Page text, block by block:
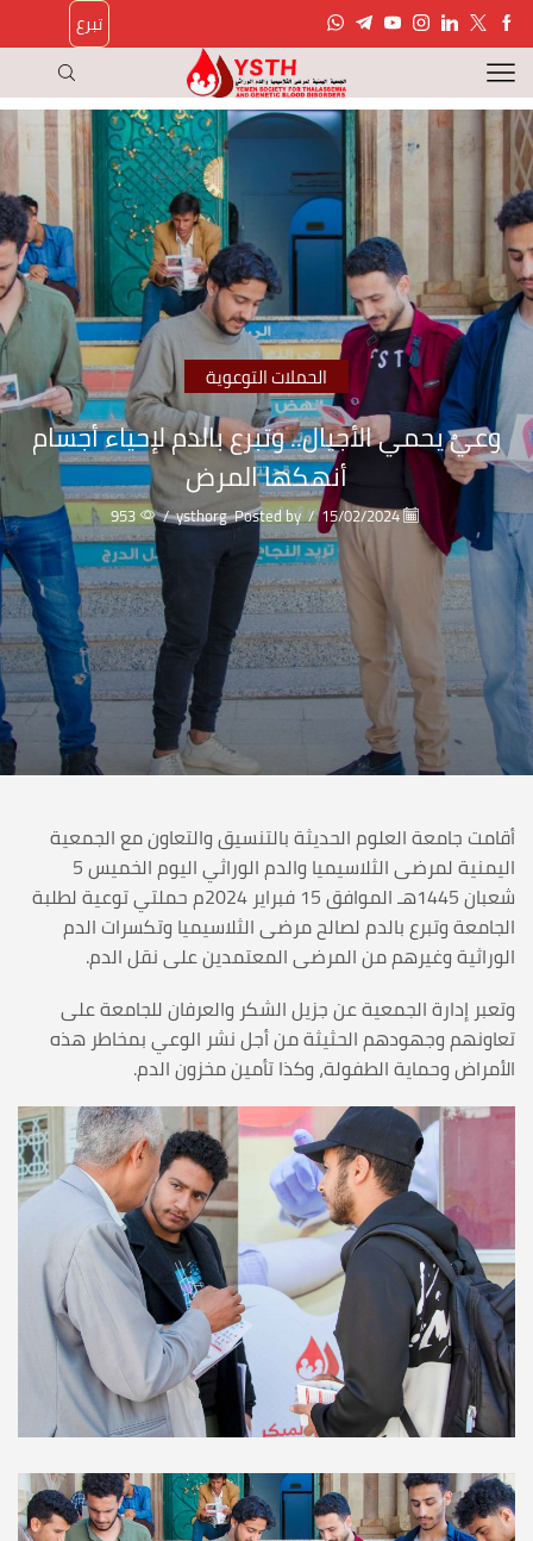
تبرع
الحملات التوعوية
وعيٌ يحمي الأجيال.. وتبرع بالدم لإحياء أجسام
أنهكها المرض
15/02/2024
/
Posted by
ysthorg
/
953
أقامت جامعة العلوم الحديثة بالتنسيق والتعاون مع الجمعية
اليمنية لمرضى الثلاسيميا والدم الوراثي اليوم الخميس 5
شعبان 1445هـ الموافق 15 فبراير 2024م حملتي توعية لطلبة
الجامعة وتبرع بالدم لصالح مرضى الثلاسيميا وتكسرات الدم
الوراثية وغيرهم من المرضى المعتمدين على نقل الدم.
وتعبر إدارة الجمعية عن جزيل الشكر والعرفان للجامعة على
تعاونهم وجهودهم الحثيثة من أجل نشر الوعي بمخاطر هذه
الأمراض وحماية الطفولة، وكذا تأمين مخزون الدم.